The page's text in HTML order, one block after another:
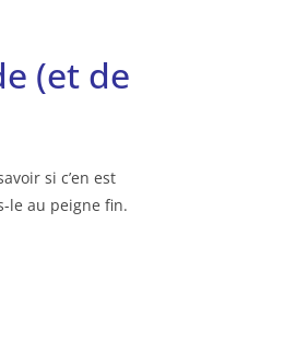
(et de
si c’en est
le au peigne fin.